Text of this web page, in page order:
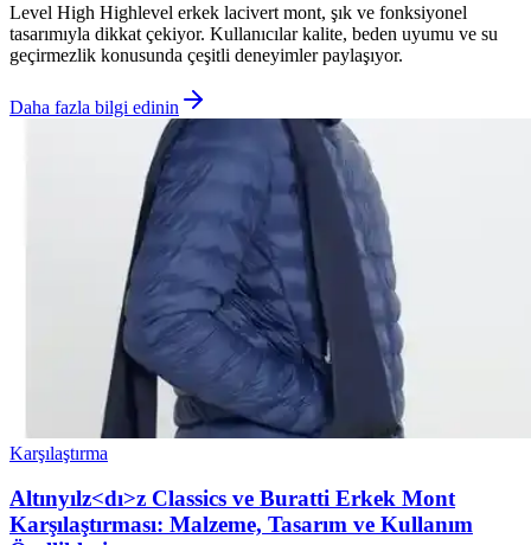
Level High Highlevel erkek lacivert mont, şık ve fonksiyonel
tasarımıyla dikkat çekiyor. Kullanıcılar kalite, beden uyumu ve su
geçirmezlik konusunda çeşitli deneyimler paylaşıyor.
Daha fazla bilgi edinin
Karşılaştırma
Altınyılz<dı>z Classics ve Buratti Erkek Mont
Karşılaştırması: Malzeme, Tasarım ve Kullanım